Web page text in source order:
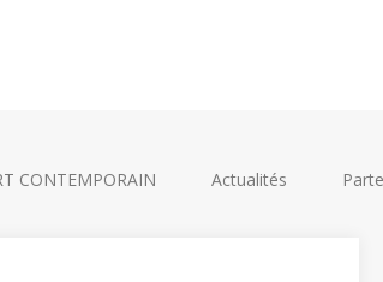
CONTEMPORAIN Actualités